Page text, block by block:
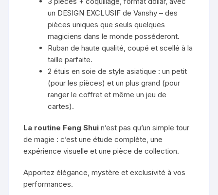
un DESIGN EXCLUSIF de Vanshy – des
pièces uniques que seuls quelques
magiciens dans le monde posséderont.
Ruban de haute qualité, coupé et scellé à la
taille parfaite.
2 étuis en soie de style asiatique : un petit
(pour les pièces) et un plus grand (pour
ranger le coffret et même un jeu de
cartes).
La routine Feng Shui n’est pas qu’un simple tour
de magie : c’est une étude complète, une
expérience visuelle et une pièce de collection.
Apportez élégance, mystère et exclusivité à vos
performances.